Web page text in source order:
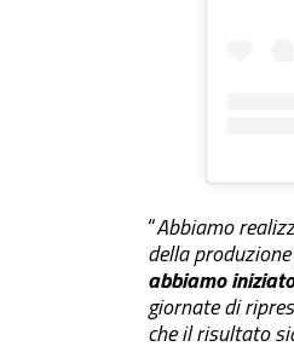
“Abbiamo
della
abbiamo
giornate di
che il risultato